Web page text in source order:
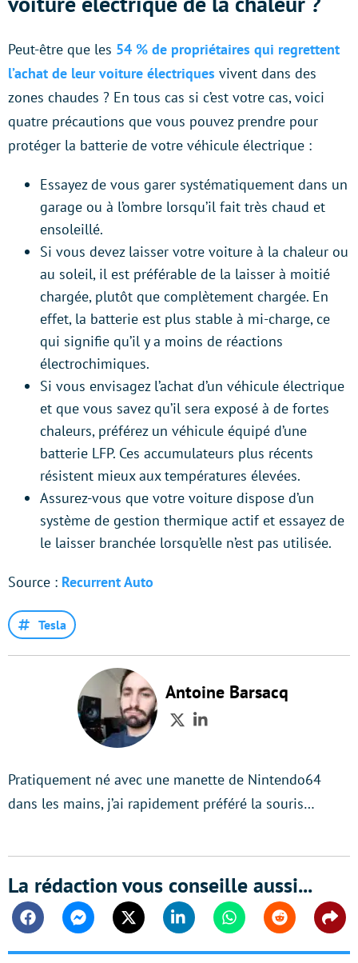
Peut-être que les 54 % de propriétaires qui regrettent
l’achat de leur voiture électriques vivent dans des
zones chaudes ? En tous cas si c’est votre cas, voici
quatre précautions que vous pouvez prendre pour
protéger la batterie de votre véhicule électrique :
Essayez de vous garer systématiquement dans un
garage ou à l’ombre lorsqu’il fait très chaud et
ensoleillé.
Si vous devez laisser votre voiture à la chaleur ou
au soleil, il est préférable de la laisser à moitié
chargée, plutôt que complètement chargée. En
effet, la batterie est plus stable à mi-charge, ce
qui signifie qu’il y a moins de réactions
électrochimiques.
Si vous envisagez l’achat d’un véhicule électrique
et que vous savez qu’il sera exposé à de fortes
chaleurs, préférez un véhicule équipé d’une
batterie LFP. Ces accumulateurs plus récents
résistent mieux aux températures élevées.
Assurez-vous que votre voiture dispose d’un
système de gestion thermique actif et essayez de
le laisser branchée lorsqu’elle n’est pas utilisée.
Source : Recurrent Auto
Tesla
Antoine Barsacq
TwitterLinkedIn
Pratiquement né avec une manette de Nintendo64
dans les mains, j’ai rapidement préféré la souris…
La rédaction vous conseille aussi...
FacebookMessengerTwitter Linkedin WhatsappReddit